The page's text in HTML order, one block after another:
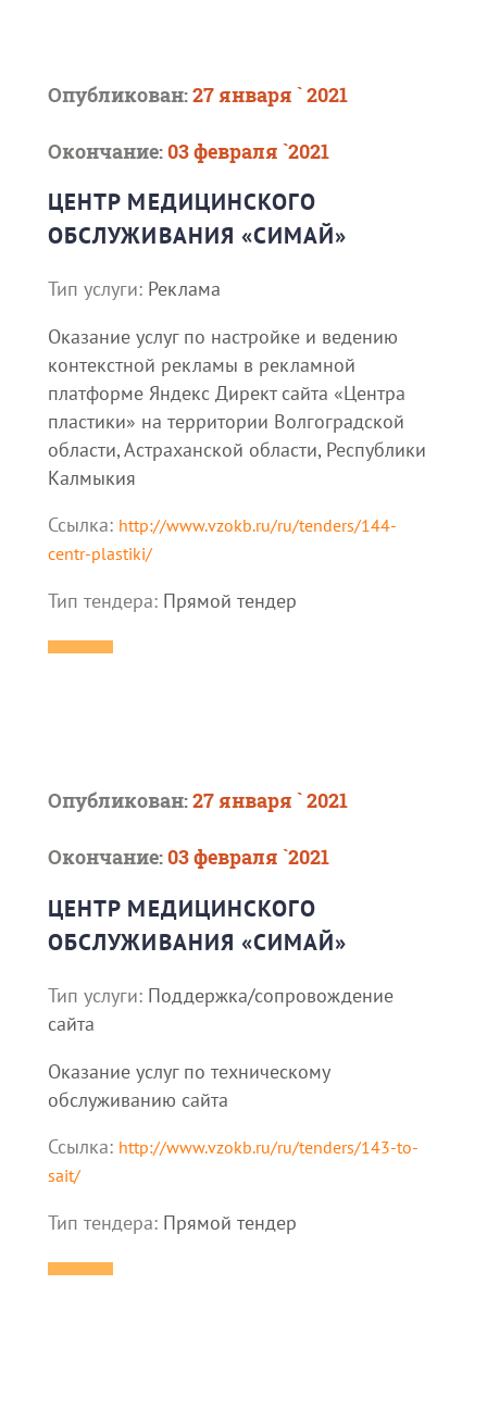
Опубликован:27 января ` 2021
Окончание:03 февраля `2021
ЦЕНТР МЕДИЦИНСКОГО
ОБСЛУЖИВАНИЯ «СИМАЙ»
Тип услуги: Реклама
Оказание услуг по настройке и ведению
контекстной рекламы в рекламной
платформе Яндекс Директ сайта «Центра
пластики» на территории Волгоградской
области, Астраханской области, Республики
Калмыкия
Ссылка: http://www.vzokb.ru/ru/tenders/144-
centr-plastiki/
Тип тендера: Прямой тендер
Опубликован:27 января ` 2021
Окончание:03 февраля `2021
ЦЕНТР МЕДИЦИНСКОГО
ОБСЛУЖИВАНИЯ «СИМАЙ»
Тип услуги: Поддержка/сопровождение
сайта
Оказание услуг по техническому
обслуживанию сайта
Ссылка: http://www.vzokb.ru/ru/tenders/143-to-
sait/
Тип тендера: Прямой тендер